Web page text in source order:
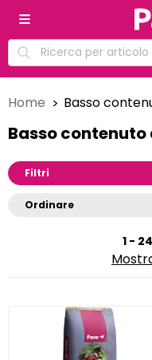
Home Basso
Basso
Filtri
Ordinare
1 -